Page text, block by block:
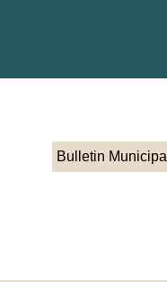
Bulletin Municipal